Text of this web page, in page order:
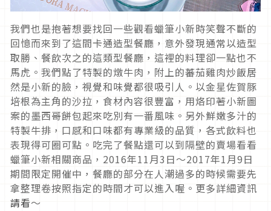
我們也是抱著想要找回一些觀看蠟筆小新時笑聲不斷的
回憶而來到了這間卡通造型餐廳，意外發現通常以造型
取勝、餐飲次之的這類型餐廳，這裡的料理卻一點也不
馬虎。我們點了特製的燉牛肉，附上的蕃茄雞肉炒飯居
然是小新的臉，視覺和味覺都很吸引人。以金星佐賀豚
培根為主角的沙拉，食材內容很豐富，用烙印著小新圖
案的墨西哥餅包起來吃別有一番風味。另外鮮嫩多汁的
特製牛排，口感和口味都有專業級的品質，各式飲料也
表現得可圈可點。吃完了餐點還可以到隔壁的賣場看看
蠟筆小新相關商品，2016年11月3日〜2017年1月9日
期間限定開催中，餐廳的部分在人潮過多的時候需要先
拿整理卷按照指定的時間才可以進入喔。更多詳細資訊
請看～